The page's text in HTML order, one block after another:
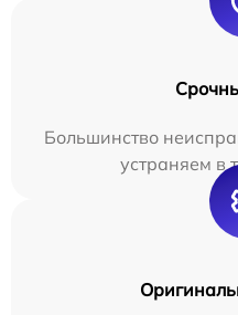
Большинство
устраняем в